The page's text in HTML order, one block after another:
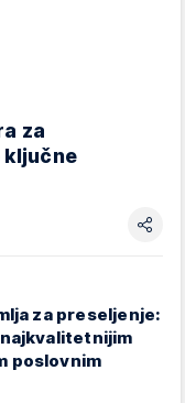
za
ključne
za preseljenje:
poslovnim